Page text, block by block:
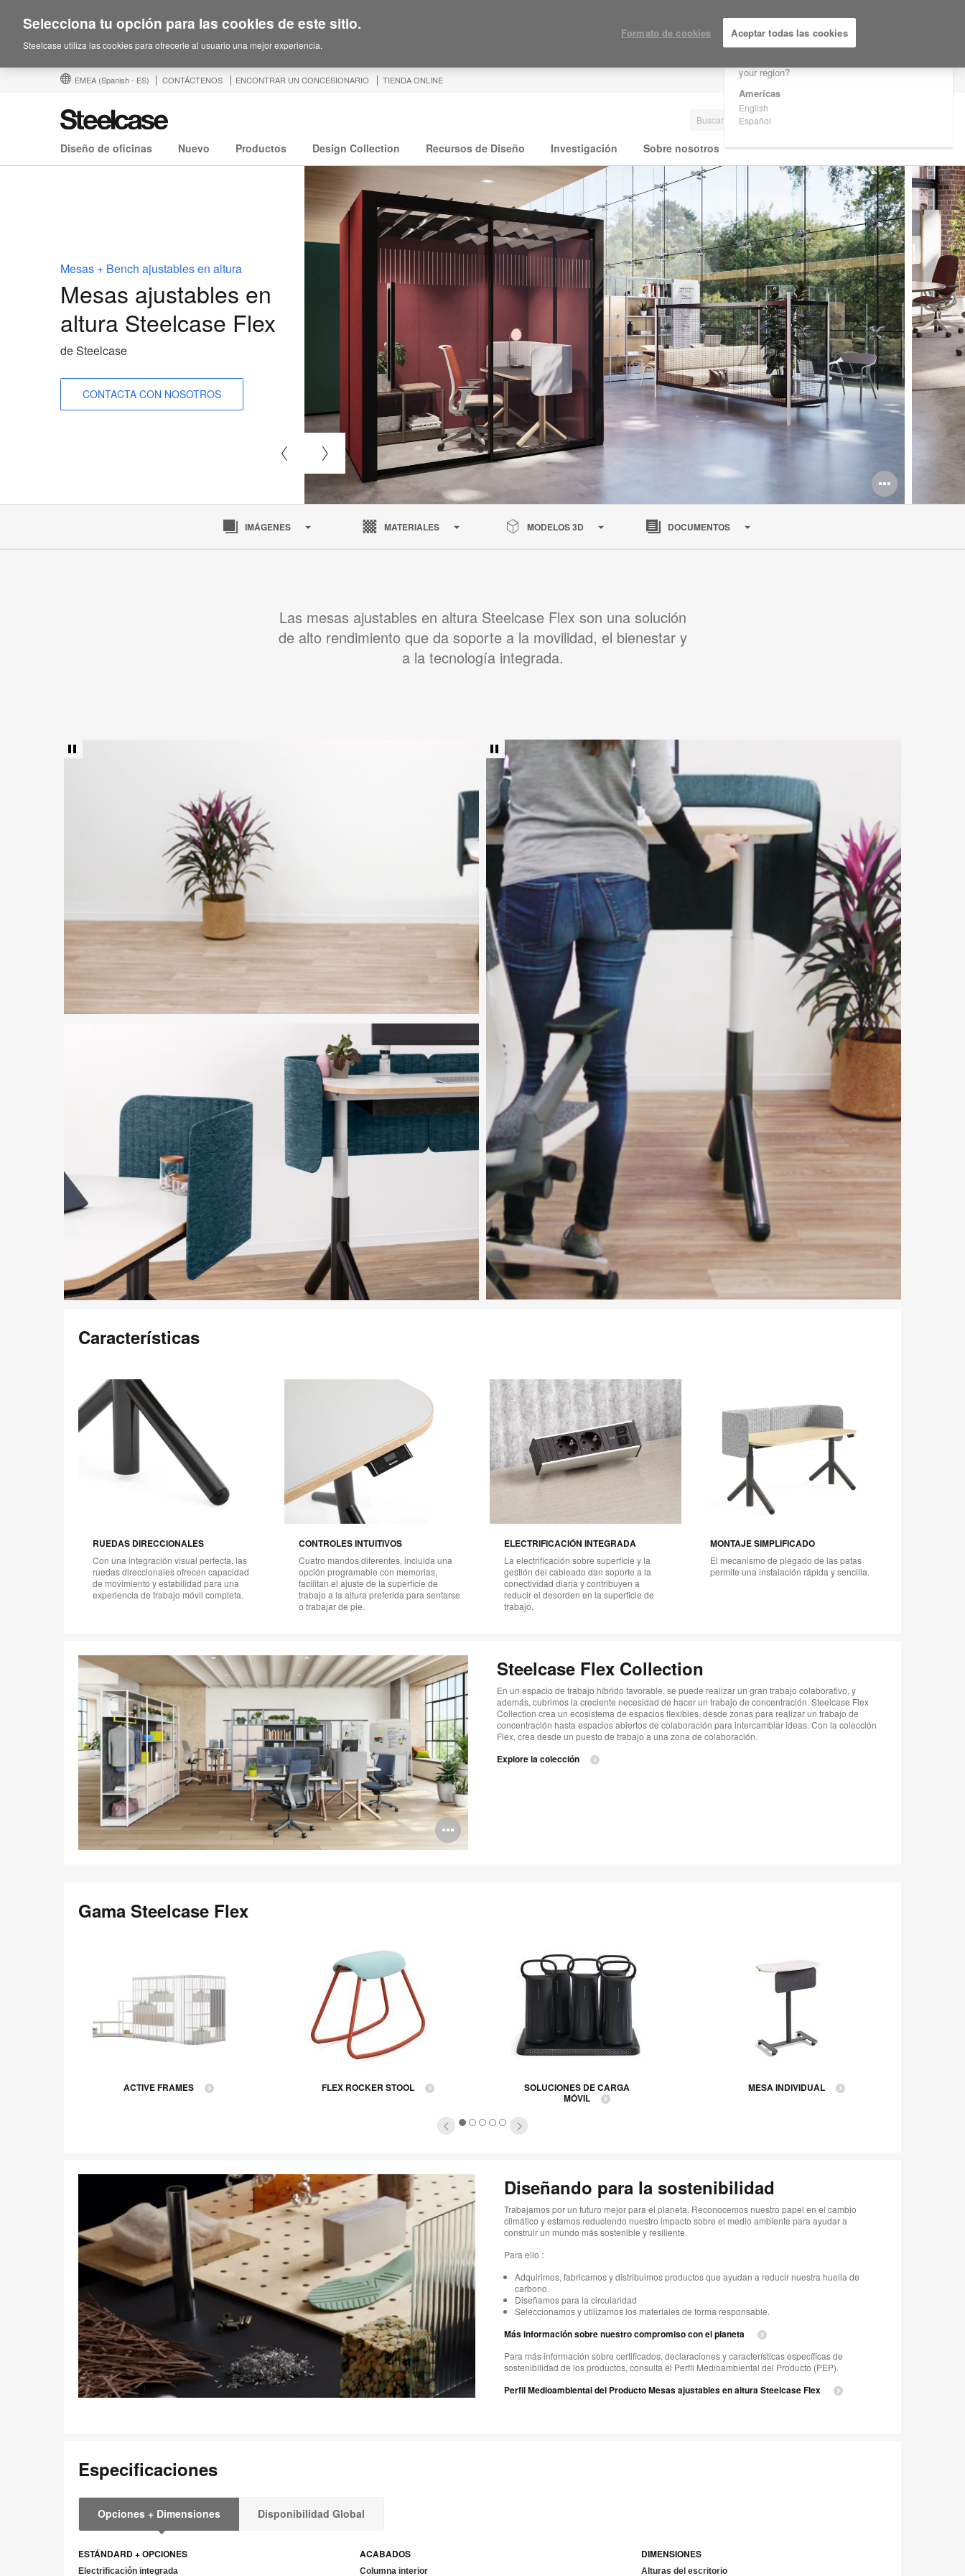
Are you in United States?
your region?
Americas
English
Español
EMEA (Spanish - ES) CONTÁCTENOS ENCONTRAR UN CONCESIONARIO TIENDA ONLINE
Diseño de oficinas Nuevo Productos Design Collection Recursos de Diseño Investigación Sobre nosotros
Abrir
imagen
Mesas + Bench ajustables en altura
Mesas ajustables en
altura Steelcase Flex
de Steelcase
CONTACTA CON NOSOTROS
IMÁGENES MATERIALES MODELOS 3D DOCUMENTOS
Las mesas ajustables en altura Steelcase Flex son una solución
de alto rendimiento que da soporte a la movilidad, el bienestar y
a la tecnología integrada.
Descargar imagen
Mesas ajustables en altura Steelcase Flex
Descargar imagen Descargar imagen
Características
RUEDAS DIRECCIONALES
Con una integración visual perfecta, las
ruedas direccionales ofrecen capacidad
de movimiento y estabilidad para una
experiencia de trabajo móvil completa.
CONTROLES INTUITIVOS
Cuatro mandos diferentes, incluida una
opción programable con memorias,
facilitan el ajuste de la superficie de
trabajo a la altura preferida para sentarse
o trabajar de pie.
ELECTRIFICACIÓN INTEGRADA
La electrificación sobre superficie y la
gestión del cableado dan soporte a la
conectividad diaria y contribuyen a
reducir el desorden en la superficie de
trabajo.
MONTAJE SIMPLIFICADO
El mecanismo de plegado de las patas
permite una instalación rápida y sencilla.
Abrir
imagen
Steelcase Flex Collection
En un espacio de trabajo híbrido favorable, se puede realizar un gran trabajo colaborativo, y
además, cubrimos la creciente necesidad de hacer un trabajo de concentración. Steelcase Flex
Collection crea un ecosistema de espacios flexibles, desde zonas para realizar un trabajo de
concentración hasta espacios abiertos de colaboración para intercambiar ideas. Con la colección
Flex, crea desde un puesto de trabajo a una zona de colaboración.
Explore la colección
Gama Steelcase Flex
ACTIVE FRAMES FLEX ROCKER STOOL
SOLUCIONES DE CARGA
MÓVIL
MESA INDIVIDUAL
12345
Diseñando para la sostenibilidad
Trabajamos por un futuro mejor para el planeta. Reconocemos nuestro papel en el cambio
climático y estamos reduciendo nuestro impacto sobre el medio ambiente para ayudar a
construir un mundo más sostenible y resiliente.
Para ello :
Adquirimos, fabricamos y distribuimos productos que ayudan a reducir nuestra huella de
carbono.
Diseñamos para la circularidad
Seleccionamos y utilizamos los materiales de forma responsable.
Más información sobre nuestro compromiso con el planeta
Para más información sobre certificados, declaraciones y características específicas de
sostenibilidad de los productos, consulta el Perfil Medioambiental del Producto (PEP).
Perfil Medioambiental del Producto Mesas ajustables en altura Steelcase Flex
Especificaciones
Opciones + Dimensiones Disponibilidad Global
ESTÁNDARD + OPCIONES
Electrificación integrada
ACABADOS
Columna interior
DIMENSIONES
Alturas del escritorio
Selecciona tu opción para las cookies de este sitio.
Steelcase utiliza las cookies para ofrecerle al usuario una mejor experiencia.
Formato de cookies Aceptar todas las cookies